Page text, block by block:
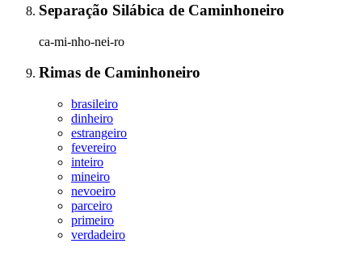
Separação Silábica de Caminhoneiro
ca-mi-nho-nei-ro
Rimas de Caminhoneiro
brasileiro
dinheiro
estrangeiro
fevereiro
inteiro
mineiro
nevoeiro
parceiro
primeiro
verdadeiro